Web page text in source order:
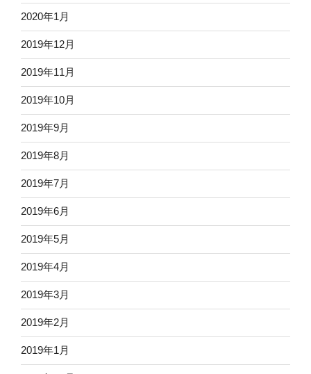
2020年1月
2019年12月
2019年11月
2019年10月
2019年9月
2019年8月
2019年7月
2019年6月
2019年5月
2019年4月
2019年3月
2019年2月
2019年1月